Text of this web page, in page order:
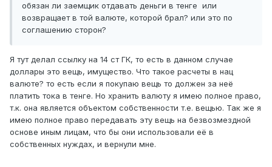
обязан ли заемщик отдавать деньги в тенге или
возвращает в той валюте, которой брал? или это по
соглашению сторон?
Я тут делал ссылку на 14 ст ГК, то есть в данном случае
доллары это вещь, имущество. Что такое расчеты в нац
валюте? то есть если я покупаю вещь то должен за неё
платить тока в тенге. Но хранить валюту я имею полное право,
т.к. она является объектом собственности т.е. вещью. Так же я
имею полное право передавать эту вещь на безвозмездной
основе иным лицам, что бы они использовали её в
собственных нуждах, и вернули мне.